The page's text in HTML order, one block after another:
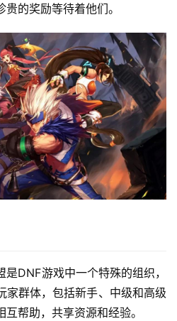
的奖励等待着他们。
DNF游戏中一个特殊的组织，
家群体，包括新手、中级和高级
帮助，共享资源和经验。